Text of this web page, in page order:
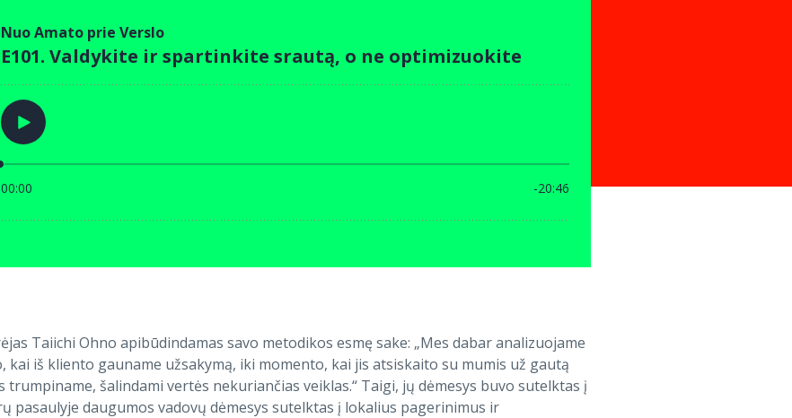
Taiichi Ohno apibūdindamas savo metodikos esmę sake: „Mes dabar analizuojame
iš kliento gauname užsakymą, iki momento, kai jis atsiskaito su mumis už gautą
trumpiname, šalindami vertės nekuriančias veiklas.“ Taigi, jų dėmesys buvo sutelktas į
pasaulyje daugumos vadovų dėmesys sutelktas į lokalius pagerinimus ir